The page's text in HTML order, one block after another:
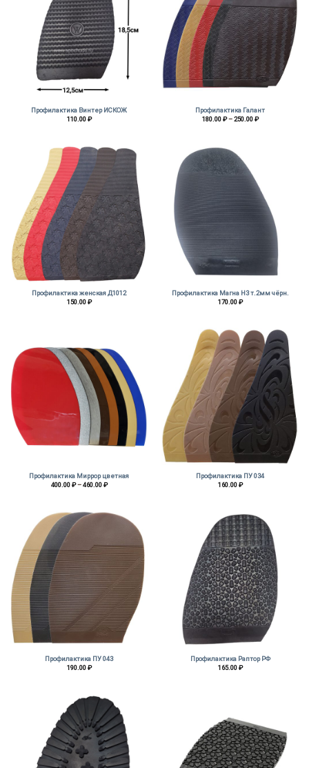
Профилактика Винтер ИСКОЖ
110.00₽
Профилактика Галант
180.00₽ – 250.00₽Диапазон
Профилактика женская Д1012
150.00₽
Профилактика Магна Н3 т.2мм чёрн.
170.00₽
Профилактика Миррор цветная
400.00₽ – 460.00₽Диапазон
Профилактика ПУ 034
160.00₽
Профилактика ПУ 043
190.00₽
Профилактика Раптор РФ
165.00₽